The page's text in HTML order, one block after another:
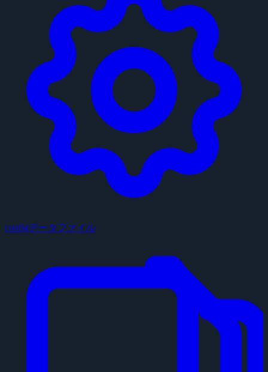
configデータファイル